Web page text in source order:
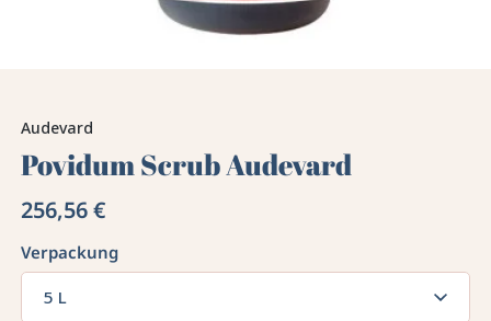
Audevard
Povidum Scrub Audevard
256,56 €
Verpackung
5 L